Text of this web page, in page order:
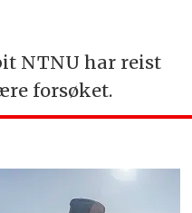
NTNU har reist
forsøket.